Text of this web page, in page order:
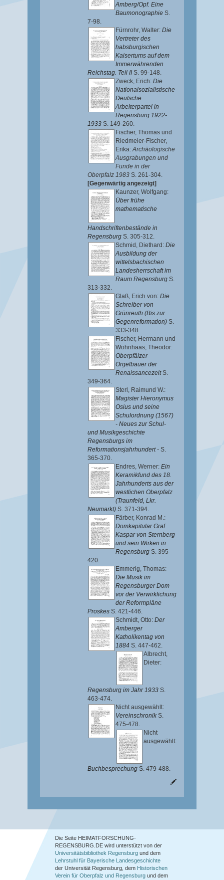
Amberg/Opf. Eine
Baumonographie S.
7-98.
Fürnrohr, Walter: Die
Vertreter des
habsburgischen
Kaisertums auf dem
Immerwährenden
Reichstag. Teil II S. 99-148.
Zweck, Erich: Die
Nationalsozialistische
Deutsche
Arbeiterpartei in
Regensburg 1922-
1933 S. 149-260.
Fischer, Thomas und
Riedmeier-Fischer,
Erika:Archäologische
Ausgrabungen und
Funde in der
Oberpfalz 1983 S. 261-304.
[Gegenwärtig angezeigt]
Kaunzer, Wolfgang:
Über frühe
mathematische
Handschriftenbestände in
Regensburg S. 305-312.
Schmid, Diethard : Die
Ausbildung der
wittelsbachischen
Landesherrschaft im
Raum Regensburg S.
313-332.
Glaß, Erich von: Die
Schreiber von
Grünreuth (Bis zur
Gegenreformation) S.
333-348.
Fischer, Hermann und
Wohnhaas, Theodor:
Oberpfälzer
Orgelbauer der
RenaissancezeitS.
349-364.
Sterl, Raimund W.:
Magister Hieronymus
Osius und seine
Schulordnung (1567)
- Neues zur Schul-
und Musikgeschichte
Regensburgs im
Reformationsjahrhundert - S.
365-370.
Endres, Werner: Ein
Keramikfund des 18.
Jahrhunderts aus der
westlichen Oberpfalz
(Traunfeld, Lkr.
Neumarkt) S. 371-394.
Färber, Konrad M.:
Domkapitular Graf
Kaspar von Sternberg
und sein Wirken in
Regensburg S. 395-
420.
Emmerig, Thomas:
Die Musik im
Regensburger Dom
vor der Verwirklichung
der Reformpläne
Proskes S. 421-446.
Schmidt, Otto: Der
Amberger
Katholikentag von
1884 S. 447-462.
Albrecht,
Dieter:
Regensburg im Jahr 1933 S.
463-474.
Nicht ausgewählt:
Vereinschronik S.
475-478.
Nicht
ausgewählt:
Buchbesprechung S. 479-488.
Die Seite HEIMATFORSCHUNG-
REGENSBURG.DE wird unterstützt von der
Universitätsbibliothek Regensburg und dem
Lehrstuhl für Bayerische Landesgeschichte
der Universität Regensburg, dem Historischen
Verein für Oberpfalz und Regensburg und dem